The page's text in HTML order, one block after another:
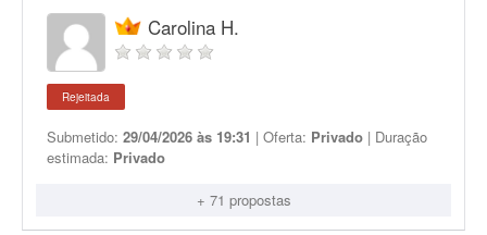
Carolina H.
Rejeitada
Submetido: 29/04/2026 às 19:31 | Oferta: Privado | Duração
estimada: Privado
+ 71 propostas